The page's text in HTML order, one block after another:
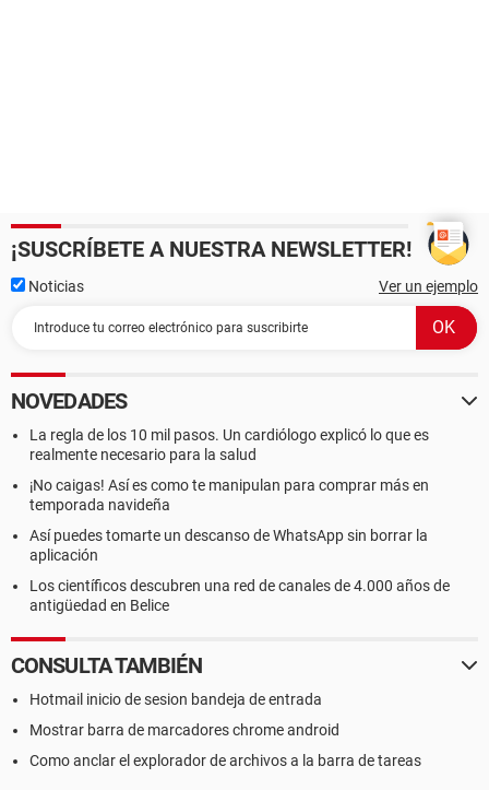
¡SUSCRÍBETE A NUESTRA NEWSLETTER!
Noticias Ver un ejemplo
NOVEDADES
La regla de los 10 mil pasos. Un cardiólogo explicó lo que es
realmente necesario para la salud
¡No caigas! Así es como te manipulan para comprar más en
temporada navideña
Así puedes tomarte un descanso de WhatsApp sin borrar la
aplicación
Los científicos descubren una red de canales de 4.000 años de
antigüedad en Belice
CONSULTA TAMBIÉN
Hotmail inicio de sesion bandeja de entrada
Mostrar barra de marcadores chrome android
Como anclar el explorador de archivos a la barra de tareas